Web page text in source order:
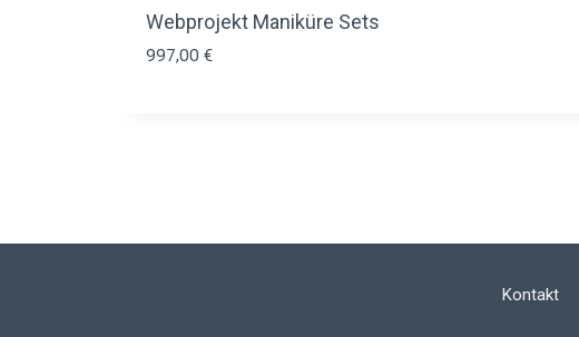
Webprojekt Maniküre Sets
997,00 €
Kontakt